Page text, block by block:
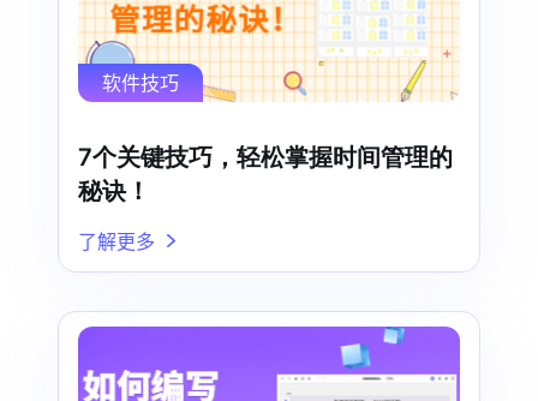
软件技巧
7个关键技巧，轻松掌握时间管理的
秘诀！
了解更多